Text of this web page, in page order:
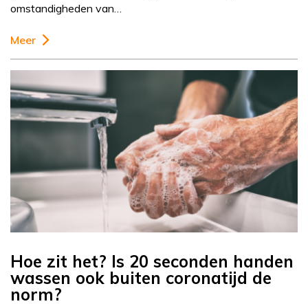
omstandigheden van…
Meer
Hoe zit het? Is 20 seconden handen
wassen ook buiten coronatijd de
norm?